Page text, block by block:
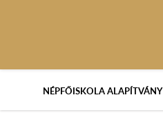
NÉPFŐISKOLA ALAPÍTVÁNY